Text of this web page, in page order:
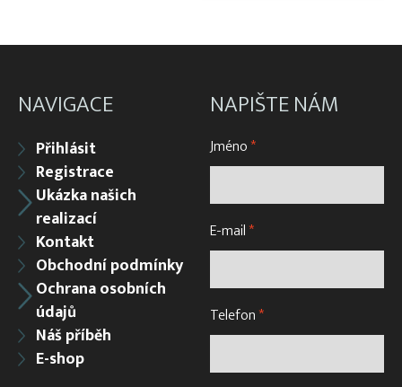
NAVIGACE
Přihlásit
Registrace
Ukázka našich
realizací
Kontakt
Obchodní podmínky
Ochrana osobních
údajů
Náš příběh
E-shop
NAPIŠTE NÁM
Jméno*
E-mail*
Telefon*